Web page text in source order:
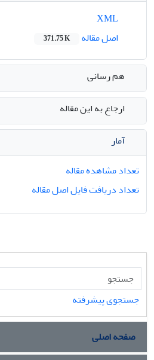
اصل مقاله
371.75 K
هم رسانی
ارجاع به این مقاله
آمار
تعداد مشاهده مقاله
تعداد دریافت فایل اصل مقاله
جستجوی پیشرفته
صفحه اصلی